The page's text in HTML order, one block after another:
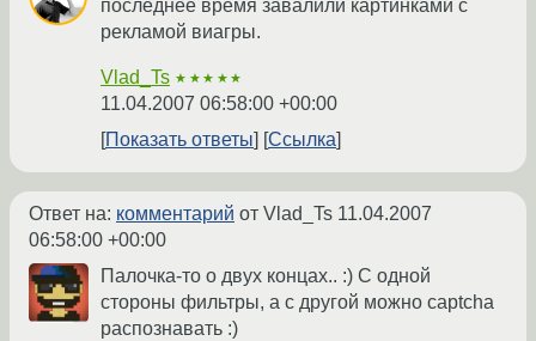
последнее время завалили картинками с
рекламой виагры.
Vlad_Ts ★★★★★
11.04.2007 06:58:00 +00:00
Показать ответы
Ссылка
Ответ на: комментарий от Vlad_Ts 11.04.2007
06:58:00 +00:00
Палочка-то о двух концах.. :) С одной
стороны фильтры, а с другой можно captcha
распознавать :)